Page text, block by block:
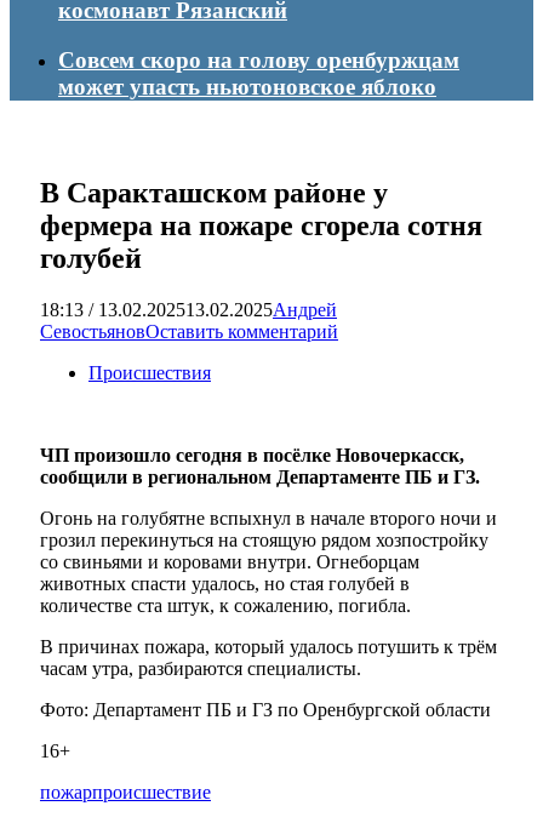
космонавт Рязанский
Совсем скоро на голову оренбуржцам
может упасть ньютоновское яблоко
В Саракташском районе у
фермера на пожаре сгорела сотня
голубей
18:13 / 13.02.202513.02.2025Андрей
СевостьяновОставить комментарий
Происшествия
ЧП произошло сегодня в посёлке Новочеркасск,
сообщили в региональном Департаменте ПБ и ГЗ.
Огонь на голубятне вспыхнул в начале второго ночи и
грозил перекинуться на стоящую рядом хозпостройку
со свиньями и коровами внутри. Огнеборцам
животных спасти удалось, но стая голубей в
количестве ста штук, к сожалению, погибла.
В причинах пожара, который удалось потушить к трём
часам утра, разбираются специалисты.
Фото: Департамент ПБ и ГЗ по Оренбургской области
16+
пожарпроисшествие